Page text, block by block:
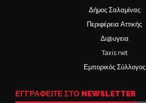
Δήμος Σαλαμίνας
Περιφέρεια Αττικής
Δι@υγεια
Taxis net
Εμπορικός Σύλλογος
ΕΓΓΡΑΦΕΙΤΕ ΣΤΟ NEWSLETTER